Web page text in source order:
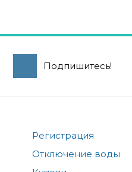
Подпишитесь!
Регистрация
Отключение воды